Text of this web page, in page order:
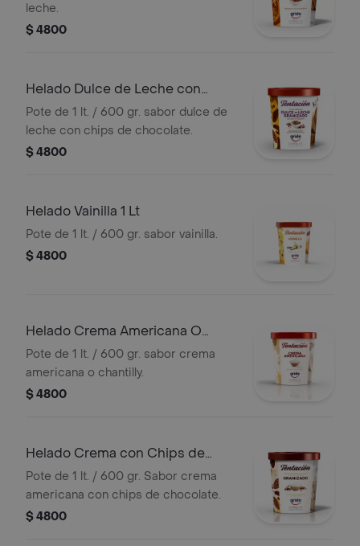
leche.
$ 4800
Helado Dulce de Leche con
Chips de Chocolate 1 Lt
Pote de 1 lt. / 600 gr. sabor dulce de
leche con chips de chocolate.
$ 4800
Helado Vainilla 1 Lt
Pote de 1 lt. / 600 gr. sabor vainilla.
$ 4800
Helado Crema Americana O
Chantilly 1 Lt
Pote de 1 lt. / 600 gr. sabor crema
americana o chantilly.
$ 4800
Helado Crema con Chips de
Chocolate
Pote de 1 lt. / 600 gr. Sabor crema
americana con chips de chocolate.
$ 4800